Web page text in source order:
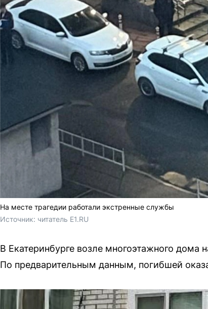
На месте трагедии работали экстренные службы
Источник: читатель E1.RU
В Екатеринбурге возле многоэтажного
По предварительным данным, погибшей